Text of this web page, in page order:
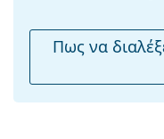
άρθρωση:
Όχι
Αξεσουάρ
Πως να